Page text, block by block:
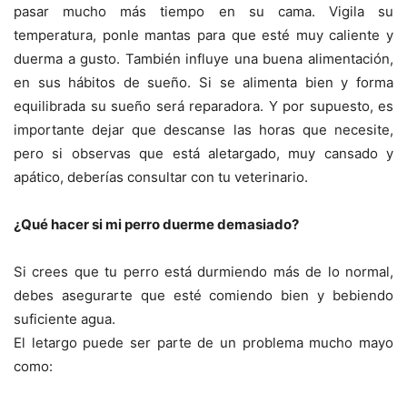
pasar mucho más tiempo en su cama. Vigila su
temperatura, ponle mantas para que esté muy caliente y
duerma a gusto. También influye una buena alimentación,
en sus hábitos de sueño. Si se alimenta bien y forma
equilibrada su sueño será reparadora. Y por supuesto, es
importante dejar que descanse las horas que necesite,
pero si observas que está aletargado, muy cansado y
apático, deberías consultar con tu veterinario.
¿Qué hacer si mi perro duerme demasiado?
Si crees que tu perro está durmiendo más de lo normal,
debes asegurarte que esté comiendo bien y bebiendo
suficiente agua.
El letargo puede ser parte de un problema mucho mayo
como: